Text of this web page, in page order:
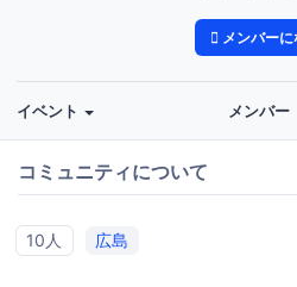
メンバーに
イベント メンバー
コミュニティについて
10人 広島